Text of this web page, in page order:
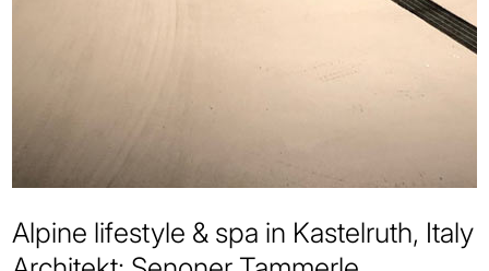
Alpine lifestyle & spa in Kastelruth, Italy